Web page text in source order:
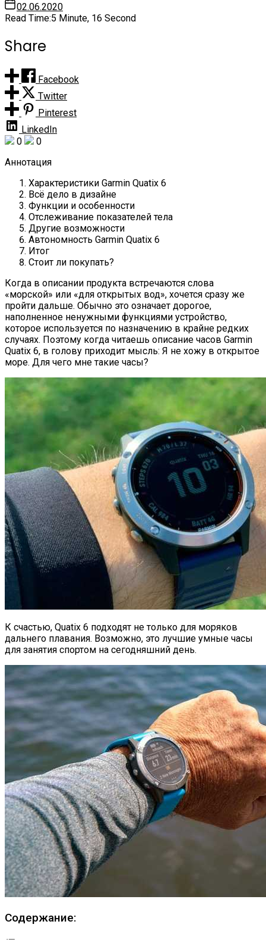
02.06.2020
Read Time:5 Minute, 16 Second
Share
Facebook
Twitter
Pinterest
LinkedIn
0
0
Аннотация
Характеристики Garmin Quatix 6
Всё дело в дизайне
Функции и особенности
Отслеживание показателей тела
Другие возможности
Автономность Garmin Quatix 6
Итог
Стоит ли покупать?
Когда в описании продукта встречаются слова
«морской» или «для открытых вод», хочется сразу же
пройти дальше. Обычно это означает дорогое,
наполненное ненужными функциями устройство,
которое используется по назначению в крайне редких
случаях. Поэтому когда читаешь описание часов Garmin
Quatix 6, в голову приходит мысль: Я не хожу в открытое
море. Для чего мне такие часы?
К счастью, Quatix 6 подходят не только для моряков
дальнего плавания. Возможно, это лучшие умные часы
для занятия спортом на сегодняшний день.
Содержание: